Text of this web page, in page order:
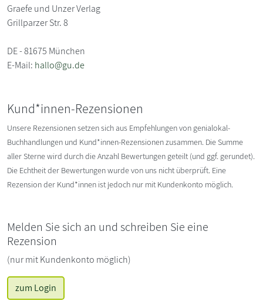
Graefe und Unzer Verlag
Grillparzer Str. 8
DE - 81675 München
E-Mail: hallo@gu.de
Kund*innen-Rezensionen
Unsere Rezensionen setzen sich aus Empfehlungen von genialokal-
Buchhandlungen und Kund*innen-Rezensionen zusammen. Die Summe
aller Sterne wird durch die Anzahl Bewertungen geteilt (und ggf. gerundet).
Die Echtheit der Bewertungen wurde von uns nicht überprüft. Eine
Rezension der Kund*innen ist jedoch nur mit Kundenkonto möglich.
Melden Sie sich an und schreiben Sie eine
Rezension
(nur mit Kundenkonto möglich)
zum Login